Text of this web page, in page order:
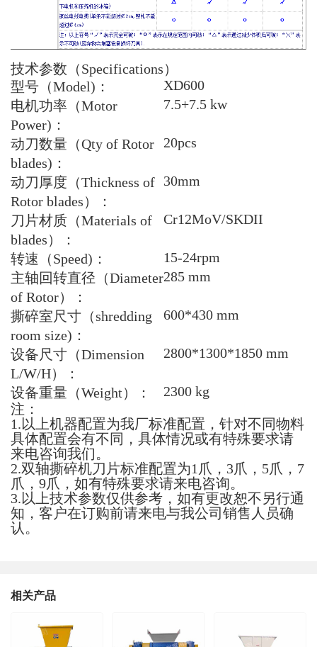
技术参数（Specifications）
型号（Model)：
XD600
电机功率（Motor
Power)：
7.5+7.5 kw
动刀数量（Qty of Rotor
blades)：
20pcs
动刀厚度（Thickness of
Rotor blades）：
30mm
刀片材质（Materials of
blades）：
Cr12MoV/SKDII
转速（Speed)：
15-24rpm
主轴回转直径（Diameter
of Rotor）：
285 mm
撕碎室尺寸（shredding
room size)：
600*430 mm
设备尺寸（Dimension
L/W/H）：
2800*1300*1850 mm
设备重量（Weight）：
2300 kg
注：
1.以上机器配置为我厂标准配置，针对不同物料
具体配置会有不同，具体情况或有特殊要求请
来电咨询我们。
2.双轴撕碎机刀片标准配置为1爪，3爪，5爪，7
爪，9爪，如有特殊要求请来电咨询。
3.以上技术参数仅供参考，如有更改恕不另行通
知，客户在订购前请来电与我公司销售人员确
认。
相关产品